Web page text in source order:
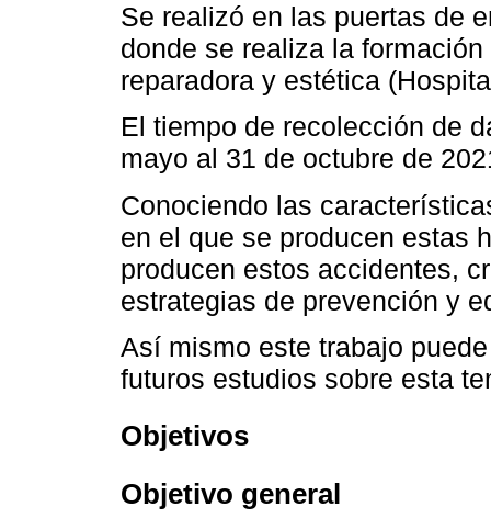
Se realizó en las puertas de
donde se realiza la
reparadora y estética
El tiempo de recolección de
mayo al 31 de octubre de
Conociendo las
en el que se producen estas
producen estos accidentes,
estrategias de prevención y
Así mismo este trabajo
futuros estudios sobre esta
Objetivos
Objetivo general